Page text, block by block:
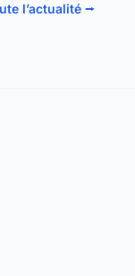
l’actualité ⭢